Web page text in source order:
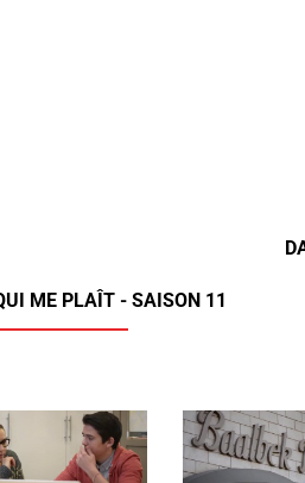
ME PLAÎT - SAISON 11